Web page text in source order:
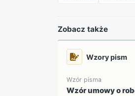
Zobacz także
Wzory pism
Wzór pisma
Wzór umowy o